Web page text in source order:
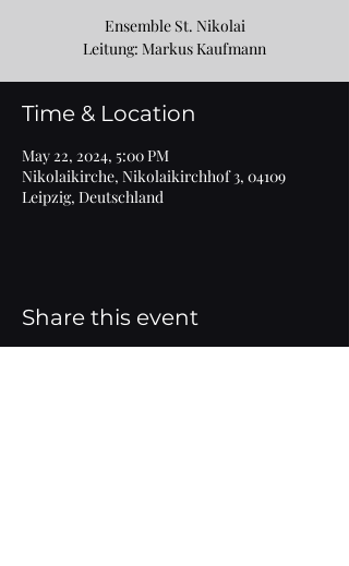
Ensemble St. Nikolai
Leitung: Markus Kaufmann
Time & Location
May 22, 2024, 5:00 PM
Nikolaikirche, Nikolaikirchhof 3, 04109
Leipzig, Deutschland
Share this event